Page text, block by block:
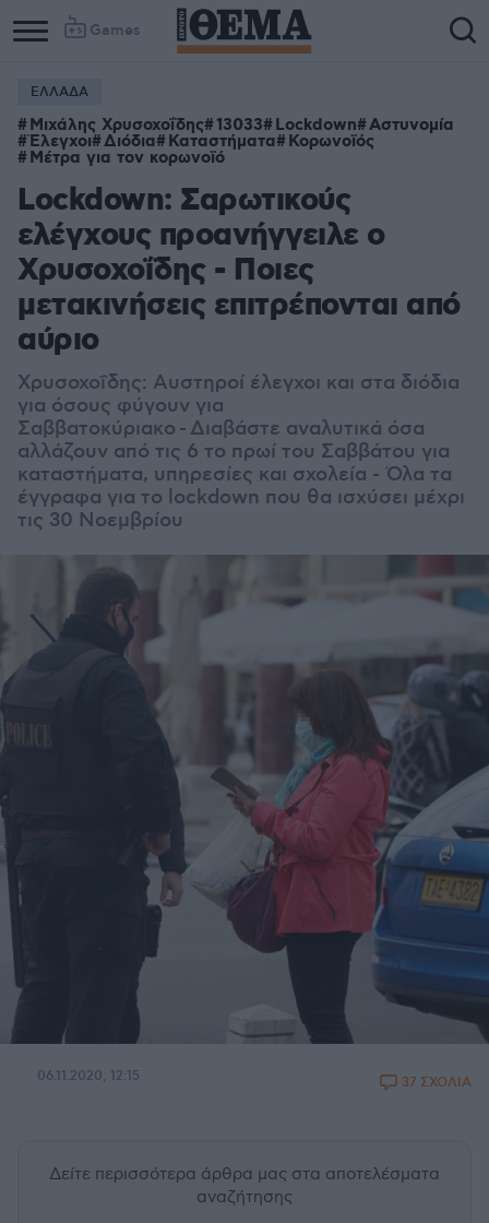
Games
ΕΛΛΑΔΑ
Μιχάλης Χρυσοχοΐδης 13033 Lockdown Αστυνομία
Έλεγχοι Διόδια Καταστήματα Κορωνοϊός
Μέτρα για τον κορωνοϊό
Lockdown: Σαρωτικούς
ελέγχους προανήγγειλε ο
Χρυσοχοΐδης - Ποιες
μετακινήσεις επιτρέπονται από
αύριο
Χρυσοχοΐδης: Αυστηροί έλεγχοι και στα διόδια
για όσους φύγουν για
Σαββατοκύριακο - Διαβάστε αναλυτικά όσα
αλλάζουν από τις 6 το πρωί του Σαββάτου για
καταστήματα, υπηρεσίες και σχολεία - Όλα τα
έγγραφα για το lockdown που θα ισχύσει μέχρι
τις 30 Νοεμβρίου
06.11.2020, 12:15 37 ΣΧΟΛΙΑ
Δείτε περισσότερα άρθρα μας στα αποτελέσματα
αναζήτησης